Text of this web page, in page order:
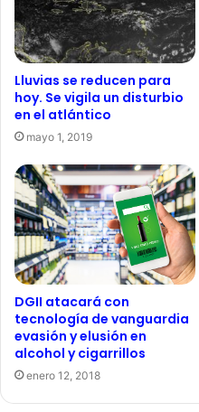
Lluvias se reducen para
hoy. Se vigila un disturbio
en el atlántico
mayo 1, 2019
DGII atacará con
tecnología de vanguardia
evasión y elusión en
alcohol y cigarrillos
enero 12, 2018